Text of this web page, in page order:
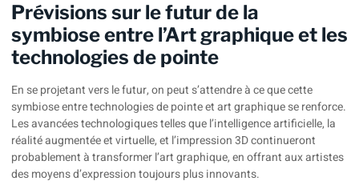
Prévisions sur le futur de la
symbiose entre l’Art graphique et les
technologies de pointe
En se projetant vers le futur, on peut s’attendre à ce que cette
symbiose entre technologies de pointe et art graphique se renforce.
Les avancées technologiques telles que l’intelligence artificielle, la
réalité augmentée et virtuelle, et l’impression 3D continueront
probablement à transformer l’art graphique, en offrant aux artistes
des moyens d’expression toujours plus innovants.